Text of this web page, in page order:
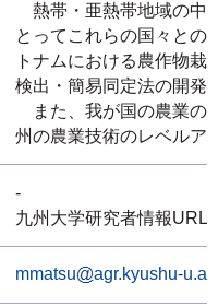
熱帯・亜熱帯地域の中
とってこれらの国々との
トナムにおける農作物
検出・簡易同定法の開発
また、我が国の農業の
州の農業技術のレベルア
-
九州大学研究者情報URL
mmatsu agr.kyushu-